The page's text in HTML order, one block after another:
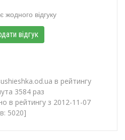
відгуку
відгук
в рейтингу
3584 раз
в рейтингу з 2012-11-07
5020]